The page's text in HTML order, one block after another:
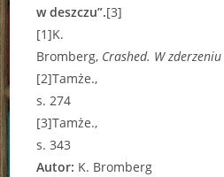
w deszczu”.[3]
[1]K.
Bromberg, Crashed. W
[2]Tamże.,
s. 274
[3]Tamże.,
s. 343
Autor: K. Bromberg